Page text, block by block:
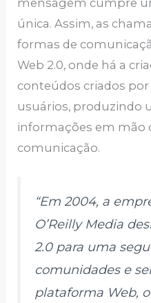
única. Assim, as
formas de
Web 2.0, onde há a
conteúdos criados
usuários, produzindo
informações em mão
comunicação.
“Em 2004, a
O’Reilly Media
2.0 para uma
comunidades e
plataforma Web,